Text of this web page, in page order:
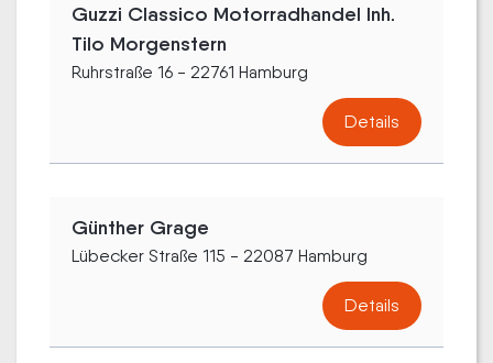
Guzzi Classico Motorradhandel Inh.
Tilo Morgenstern
Ruhrstraße 16 - 22761 Hamburg
Details
Günther Grage
Lübecker Straße 115 - 22087 Hamburg
Details